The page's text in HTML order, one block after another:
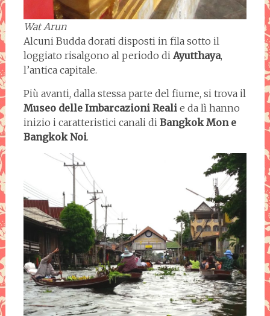
Wat Arun
Alcuni Budda dorati disposti in fila sotto il
loggiato risalgono al periodo di Ayutthaya,
l’antica capitale.
Più avanti, dalla stessa parte del fiume, si trova il
Museo delle Imbarcazioni Realie da lì hanno
inizio i caratteristici canali di Bangkok Mon e
Bangkok Noi.